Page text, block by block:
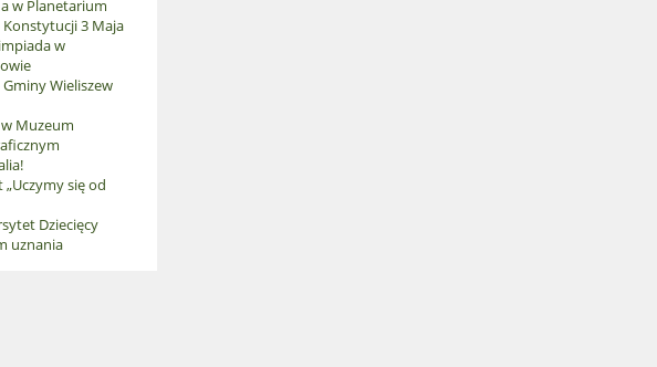
w Planetarium
Konstytucji 3 Maja
w
Wieliszew
Muzeum
„Uczymy się od
Dziecięcy
uznania